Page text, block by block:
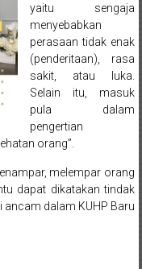
yaitu sengaja
menyebabkan
perasaan tidak enak
(penderitaan), rasa
sakit, atau luka.
Selain itu, masuk
pula dalam
pengertian
orang”.
melempar orang
dapat dikatakan tindak
dalam KUHP Baru